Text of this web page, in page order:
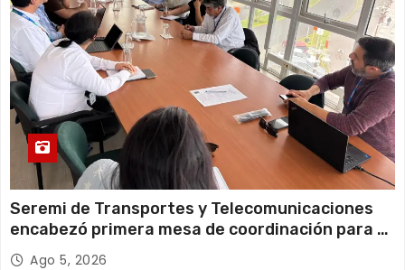
Seremi de Transportes y Telecomunicaciones
encabezó primera mesa de coordinación para el
retiro de cables en desuso en Iquique
Ago 5, 2026